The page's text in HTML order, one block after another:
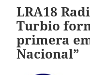
LRA18
Turbio
primera
Nacional”